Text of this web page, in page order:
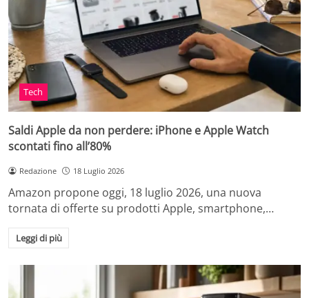
Tech
Saldi Apple da non perdere: iPhone e Apple Watch
scontati fino all’80%
Redazione 18 Luglio 2026
Amazon propone oggi, 18 luglio 2026, una nuova
tornata di offerte su prodotti Apple, smartphone,…
Leggi di più